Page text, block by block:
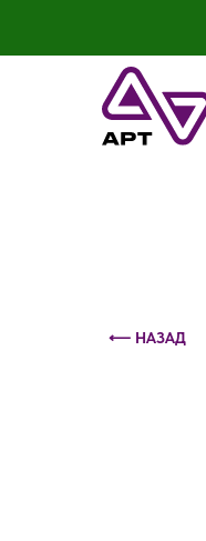
⟵ НАЗАД